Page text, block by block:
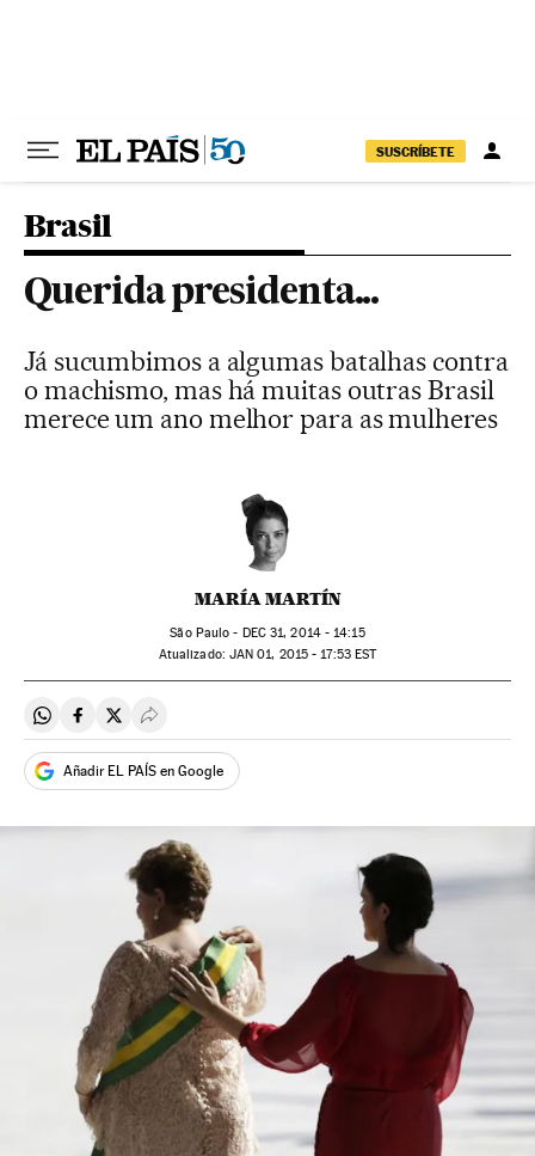
SUSCRÍBETE
Brasil
Querida presidenta...
Já sucumbimos a algumas batalhas contra
o machismo, mas há muitas outras Brasil
merece um ano melhor para as mulheres
MARÍA MARTÍN
São Paulo - DEC31, 2014 - 14:15
atualizado: JAN 01, 2015 - 17:53EST
Compartir en Whatsapp
Compartir en Facebook
Compartir en Twitter
Desplegar Redes Sociales
Añadir EL PAÍS en Google